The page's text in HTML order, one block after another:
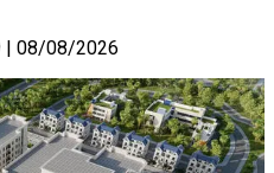
08/08/2026